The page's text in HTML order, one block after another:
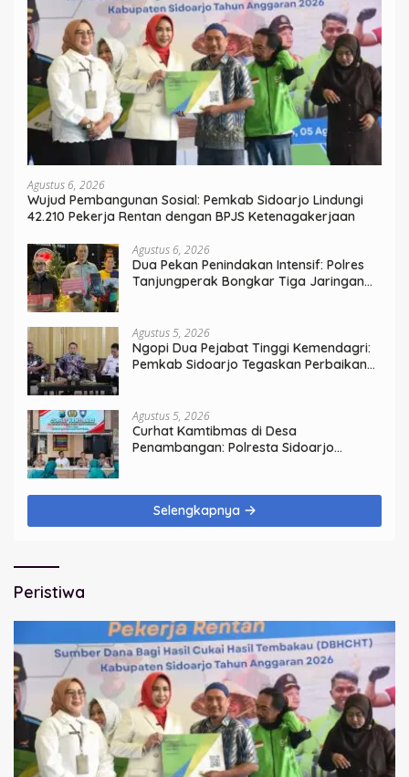
Agustus 6, 2026
Wujud Pembangunan Sosial: Pemkab Sidoarjo Lindungi
42.210 Pekerja Rentan dengan BPJS Ketenagakerjaan
Agustus 6, 2026
Dua Pekan Penindakan Intensif: Polres
Tanjungperak Bongkar Tiga Jaringan
Agustus 5, 2026
Ngopi Dua Pejabat Tinggi Kemendagri:
Pemkab Sidoarjo Tegaskan Perbaikan
Agustus 5, 2026
Curhat Kamtibmas di Desa
Penambangan: Polresta Sidoarjo
Selengkapnya
Peristiwa